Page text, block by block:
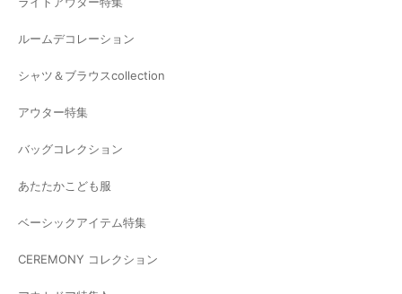
ルームデコレーション
シャツ＆ブラウスcollection
アウター特集
バッグコレクション
あたたかこども服
ベーシックアイテム特集
CEREMONY コレクション